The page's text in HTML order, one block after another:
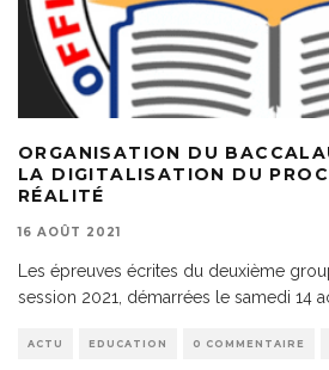
ORGANISATION DU
LA DIGITALISATION DU
RÉALITÉ
16 AOÛT 2021
Les épreuves écrites du deuxième
session 2021, démarrées le samedi 14
ACTU EDUCATION 0 COMMENTAIRE